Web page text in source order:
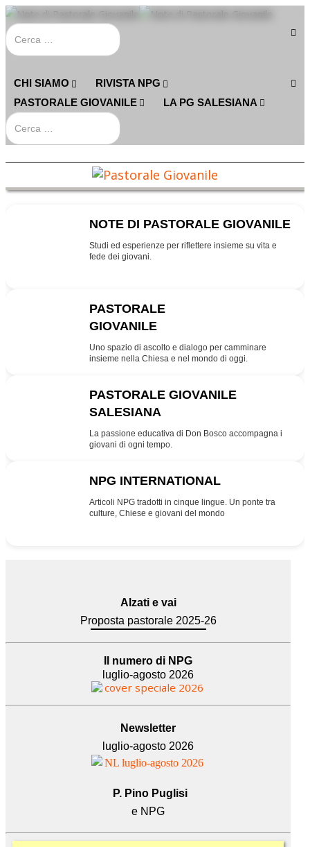
CHI SIAMO
RIVISTA NPG
PASTORALE GIOVANILE
LA PG SALESIANA
NOTE DI PASTORALE GIOVANILE
Studi ed esperienze per riflettere insieme su vita e
fede dei giovani.
PASTORALE
GIOVANILE
Uno spazio di ascolto e dialogo per camminare
insieme nella Chiesa e nel mondo di oggi.
PASTORALE GIOVANILE
SALESIANA
La passione educativa di Don Bosco accompagna i
giovani di ogni tempo.
NPG INTERNATIONAL
Articoli NPG tradotti in cinque lingue. Un ponte tra
culture, Chiese e giovani del mondo
Alzati e vai
Proposta pastorale 2025-26
Il numero di NPG
luglio-agosto 2026
Newsletter
luglio-agosto 2026
P. Pino Puglisi
e NPG